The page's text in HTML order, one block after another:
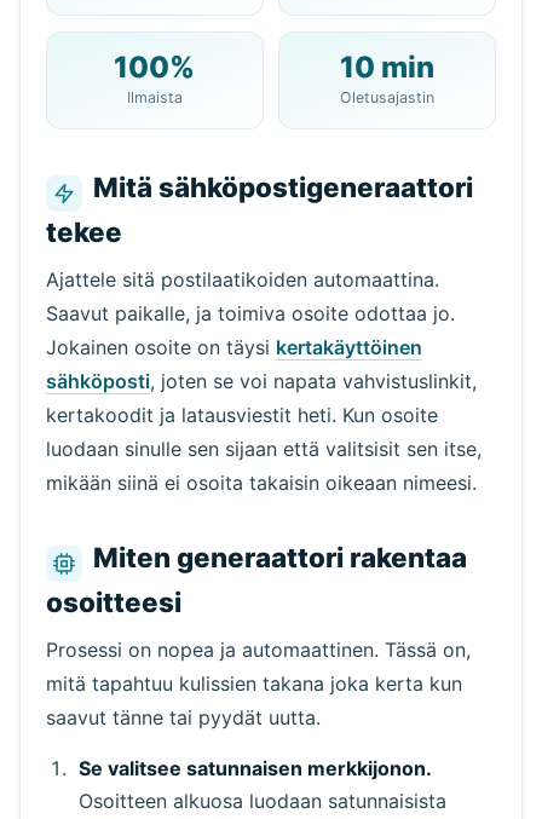
Kopioi QR
Lähettäjä Aihe Toiminto
Odotetaan saapuvia sähköposteja...
100%
Ilmaista
10 min
Oletusajastin
Mitä sähköpostigeneraattori
tekee
Ajattele sitä postilaatikoiden automaattina.
Saavut paikalle, ja toimiva osoite odottaa jo.
Jokainen osoite on täysi kertakäyttöinen
sähköposti, joten se voi napata vahvistuslinkit,
kertakoodit ja latausviestit heti. Kun osoite
luodaan sinulle sen sijaan että valitsisit sen itse,
mikään siinä ei osoita takaisin oikeaan nimeesi.
Miten generaattori rakentaa
osoitteesi
Prosessi on nopea ja automaattinen. Tässä on,
mitä tapahtuu kulissien takana joka kerta kun
saavut tänne tai pyydät uutta.
Se valitsee satunnaisen merkkijonon.
Osoitteen alkuosa luodaan satunnaisista